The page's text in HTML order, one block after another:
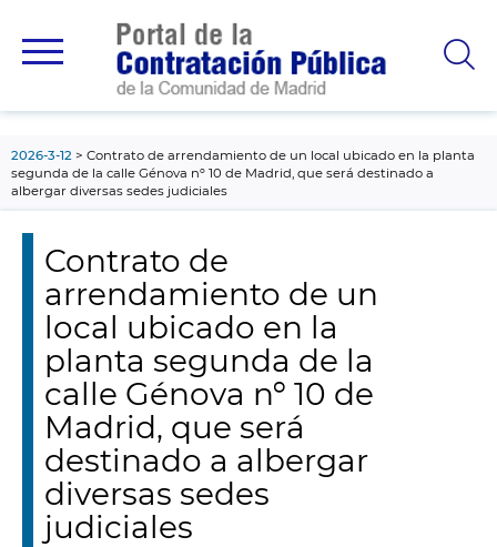
principal
2026-3-12
Contrato de arrendamiento de un local ubicado en la planta
segunda de la calle Génova nº 10 de Madrid, que será destinado a
albergar diversas sedes judiciales
Contrato de
arrendamiento de un
local ubicado en la
planta segunda de la
calle Génova nº 10 de
Madrid, que será
destinado a albergar
diversas sedes
judiciales